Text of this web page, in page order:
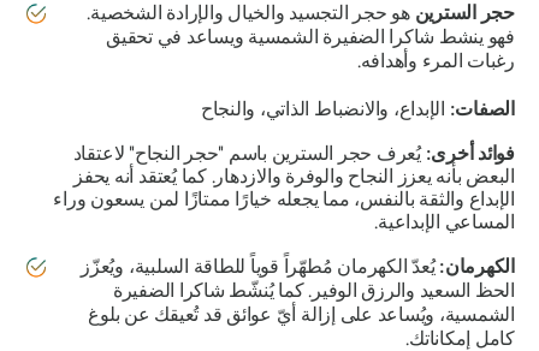
حجر السترينهو حجر التجسيد والخيال والإرادة الشخصية.
فهو ينشط شاكرا الضفيرة الشمسية ويساعد في تحقيق
رغبات المرء وأهدافه.
الصفات:الإبداع، والانضباط الذاتي، والنجاح
فوائد أخرى:يُعرف حجر السترين باسم "حجر النجاح" لاعتقاد
البعض بأنه يعزز النجاح والوفرة والازدهار. كما يُعتقد أنه يحفز
الإبداع والثقة بالنفس، مما يجعله خيارًا ممتازًا لمن يسعون وراء
المساعي الإبداعية.
الكهرمان:يُعدّ الكهرمان مُطهّراً قوياً للطاقة السلبية، ويُعزّز
الحظ السعيد والرزق الوفير. كما يُنشّط شاكرا الضفيرة
الشمسية، ويُساعد على إزالة أيّ عوائق قد تُعيقك عن بلوغ
كامل إمكاناتك.